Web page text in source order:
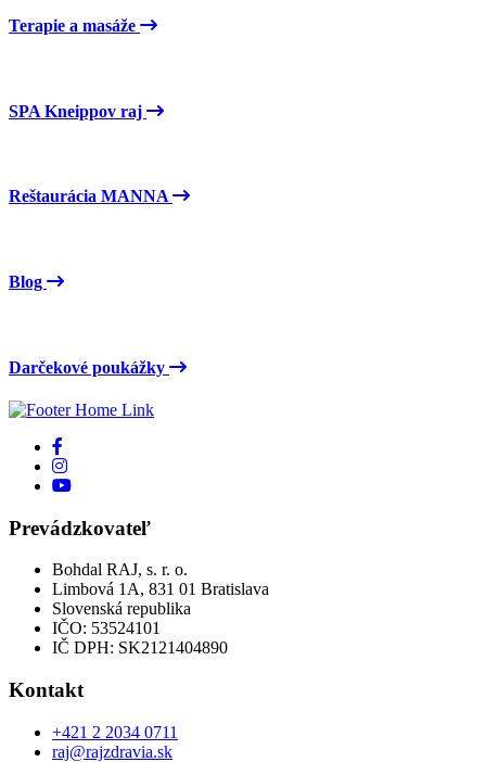
Terapie a masáže
SPA Kneippov raj
Reštaurácia MANNA
Blog
Darčekové poukážky
Prevádzkovateľ
Bohdal RAJ, s. r. o.
Limbová 1A, 831 01 Bratislava
Slovenská republika
IČO: 53524101
IČ DPH: SK2121404890
Kontakt
+421 2 2034 0711
raj@rajzdravia.sk